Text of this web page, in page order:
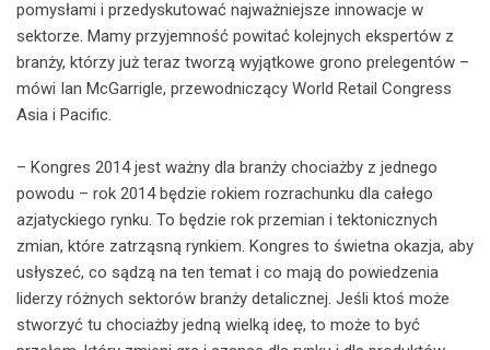
pomysłami i przedyskutować najważniejsze innowacje w
sektorze. Mamy przyjemność powitać kolejnych ekspertów z
branży, którzy już teraz tworzą wyjątkowe grono prelegentów –
mówi Ian McGarrigle, przewodniczący World Retail Congress
Asia i Pacific.
– Kongres 2014 jest ważny dla branży chociażby z jednego
powodu – rok 2014 będzie rokiem rozrachunku dla całego
azjatyckiego rynku. To będzie rok przemian i tektonicznych
zmian, które zatrząsną rynkiem. Kongres to świetna okazja, aby
usłyszeć, co sądzą na ten temat i co mają do powiedzenia
liderzy różnych sektorów branży detalicznej. Jeśli ktoś może
stworzyć tu chociażby jedną wielką ideę, to może to być